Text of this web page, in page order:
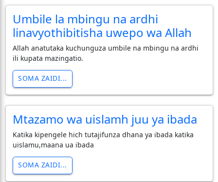
Umbile la mbingu na ardhi
linavyothibitisha uwepo wa Allah
Allah anatutaka kuchunguza umbile na mbingu na ardhi
ili kupata mazingatio.
SOMA ZAIDI...
Mtazamo wa uislamh juu ya ibada
Katika kipengele hich tutajifunza dhana ya ibada katika
uislamu,maana ua ibada
SOMA ZAIDI...